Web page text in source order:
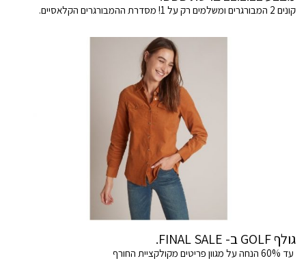
קונים 2 המבורגרים ומשלמים רק על 1! מסדרת ההמבורגרים הקלאסיים.
גולף GOLF ב- FINAL SALE.
עד 60% הנחה על מגוון פריטים מקולקציית החורף